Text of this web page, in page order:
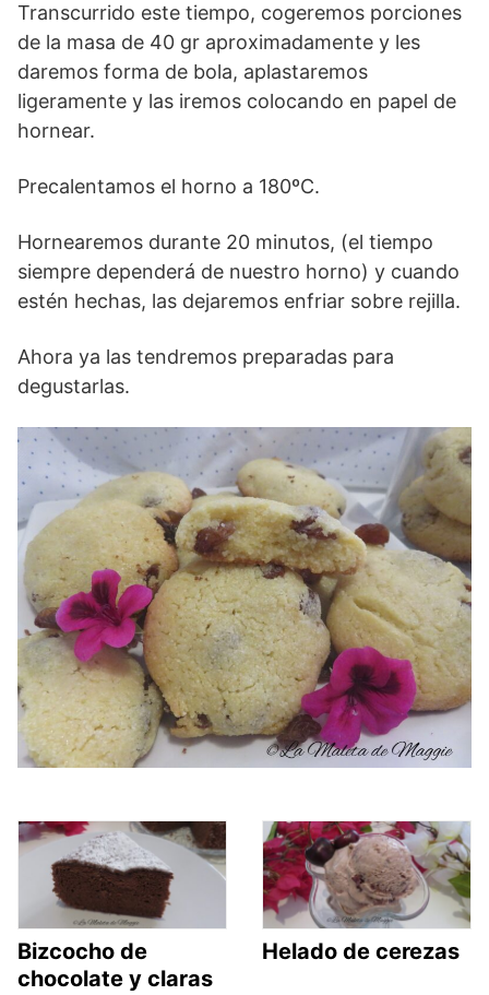
Transcurrido este tiempo, cogeremos porciones
de la masa de 40 gr aproximadamente y les
daremos forma de bola, aplastaremos
ligeramente y las iremos colocando en papel de
hornear.
Precalentamos el horno a 180ºC.
Hornearemos durante 20 minutos, (el tiempo
siempre dependerá de nuestro horno) y cuando
estén hechas, las dejaremos enfriar sobre rejilla.
Ahora ya las tendremos preparadas para
degustarlas.
Bizcocho de
chocolate y claras
Helado de cerezas